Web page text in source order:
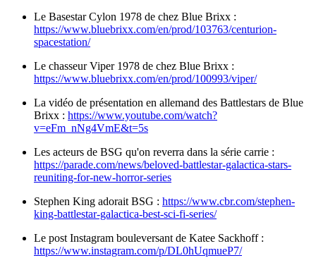
Le Basestar Cylon 1978 de chez Blue Brixx :
https://www.bluebrixx.com/en/prod/103763/centurion-
spacestation/
Le chasseur Viper 1978 de chez Blue Brixx :
https://www.bluebrixx.com/en/prod/100993/viper/
La vidéo de présentation en allemand des Battlestars de Blue
Brixx : https://www.youtube.com/watch?
v=eFm_nNg4VmE&t=5s
Les acteurs de BSG qu'on reverra dans la série carrie :
https://parade.com/news/beloved-battlestar-galactica-stars-
reuniting-for-new-horror-series
Stephen King adorait BSG : https://www.cbr.com/stephen-
king-battlestar-galactica-best-sci-fi-series/
Le post Instagram bouleversant de Katee Sackhoff :
https://www.instagram.com/p/DL0hUqmueP7/